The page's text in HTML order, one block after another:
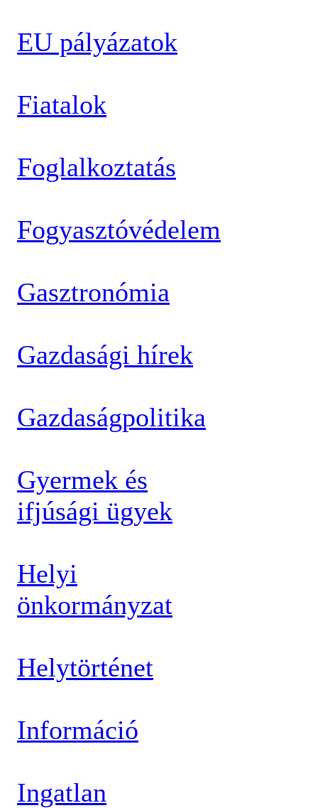
EU pályázatok
Fiatalok
Foglalkoztatás
Fogyasztóvédelem
Gasztronómia
Gazdasági hírek
Gazdaságpolitika
Gyermek és
ifjúsági ügyek
Helyi
önkormányzat
Helytörténet
Információ
Ingatlan